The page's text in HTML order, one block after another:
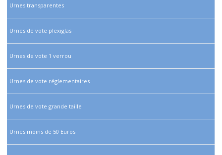
Urnes transparentes
Urnes de vote plexiglas
Urnes de vote 1 verrou
Urnes de vote réglementaires
Urnes de vote grande taille
Urnes moins de 50 Euros